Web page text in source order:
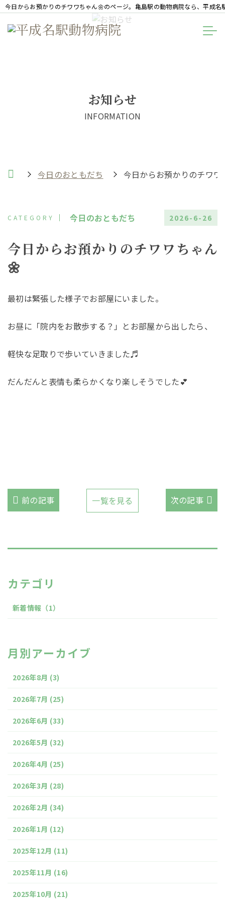
今日からお預かりのチワワちゃん🌼のページ。亀島駅の動物病院なら、平成名
お知らせ
INFORMATION
今日のおともだち 今日からお預かりのチワワ
今日のおともだち 2026-6-26
今日からお預かりのチワワちゃん
🌼
最初は緊張した様子でお部屋にいました。
お昼に「院内をお散歩する？」とお部屋から出したら、
軽快な足取りで歩いていきました♬
だんだんと表情も柔らかくなり楽しそうでした💕
前の記事 一覧を見る 次の記事
カテゴリ
新着情報 （1）
月別アーカイブ
2026年8月 (3)
2026年7月 (25)
2026年6月 (33)
2026年5月 (32)
2026年4月 (25)
2026年3月 (28)
2026年2月 (34)
2026年1月 (12)
2025年12月 (11)
2025年11月 (16)
2025年10月 (21)